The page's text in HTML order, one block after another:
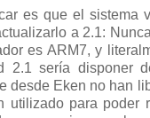
es que el sistema
a 2.1:
es ARM7, y
2.1 sería disponer
desde Eken no han
utilizado para poder